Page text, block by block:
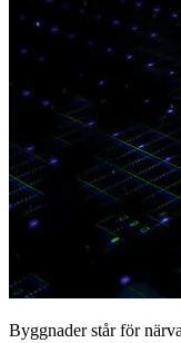
Byggnader står för